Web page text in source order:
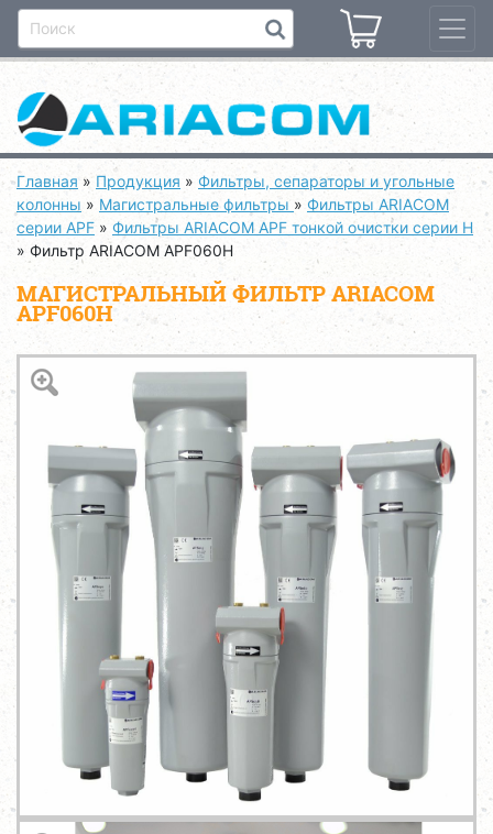
Главная » Продукция » Фильтры, сепараторы и угольные
колонны » Магистральные фильтры » Фильтры ARIACOM
серии APF » Фильтры ARIACOM APF тонкой очистки серии H
» Фильтр ARIACOM APF060H
МАГИСТРАЛЬНЫЙ ФИЛЬТР ARIACOM
APF060H